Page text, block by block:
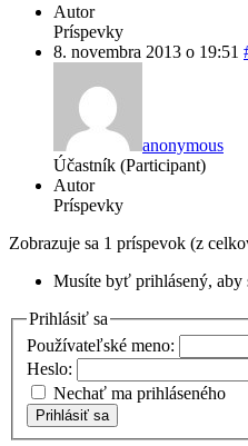
Autor
Príspevky
8. novembra 2013 o 19:51
anonymous
Účastník (Participant)
Autor
Príspevky
Zobrazuje sa 1 príspevok (z
Musíte byť prihlásený, aby
Prihlásiť sa
Používateľské meno:
Heslo:
Nechať ma prihláseného
Prihlásiť sa